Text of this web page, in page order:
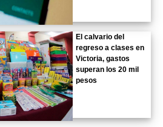
El calvario del
regreso a clases en
Victoria, gastos
superan los 20 mil
pesos